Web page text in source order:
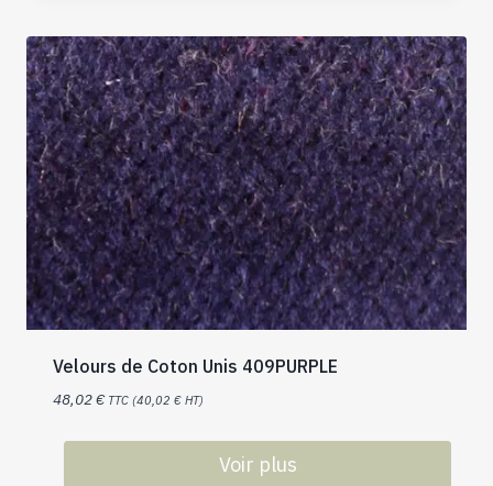
Velours de Coton Unis 409PURPLE
48,02€ TTC (40,02 € HT)
Voir plus